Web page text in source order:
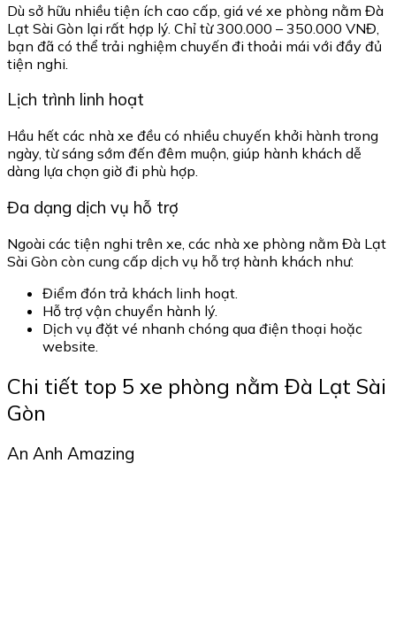
Dù sở hữu nhiều tiện ích cao cấp, giá vé xe phòng nằm Đà
Lạt Sài Gòn lại rất hợp lý. Chỉ từ 300.000 – 350.000 VNĐ,
bạn đã có thể trải nghiệm chuyến đi thoải mái với đầy đủ
tiện nghi.
Lịch trình linh hoạt
Hầu hết các nhà xe đều có nhiều chuyến khởi hành trong
ngày, từ sáng sớm đến đêm muộn, giúp hành khách dễ
dàng lựa chọn giờ đi phù hợp.
Đa dạng dịch vụ hỗ trợ
Ngoài các tiện nghi trên xe, các nhà xe phòng nằm Đà Lạt
Sài Gòn còn cung cấp dịch vụ hỗ trợ hành khách như:
Điểm đón trả khách linh hoạt.
Hỗ trợ vận chuyển hành lý.
Dịch vụ đặt vé nhanh chóng qua điện thoại hoặc
website.
Chi tiết top 5 xe phòng nằm Đà Lạt Sài
Gòn
An Anh Amazing